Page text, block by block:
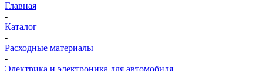
Главная
-
Каталог
-
Расходные материалы
-